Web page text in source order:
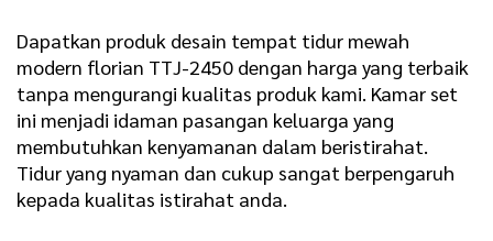
Dapatkan produk desain tempat tidur mewah
modern florian TTJ-2450 dengan harga yang terbaik
tanpa mengurangi kualitas produk kami. Kamar set
ini menjadi idaman pasangan keluarga yang
membutuhkan kenyamanan dalam beristirahat.
Tidur yang nyaman dan cukup sangat berpengaruh
kepada kualitas istirahat anda.